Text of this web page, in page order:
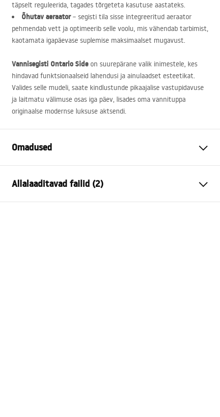
täpselt reguleerida, tagades tõrgeteta kasutuse aastateks.
Õhutav aeraator– segisti tila sisse integreeritud aeraator
pehmendab vett ja optimeerib selle voolu, mis vähendab tarbimist,
kaotamata igapäevase suplemise maksimaalset mugavust.
Vannisegisti Ontario Side on suurepärane valik inimestele, kes
hindavad funktsionaalseid lahendusi ja ainulaadset esteetikat.
Valides selle mudeli, saate kindlustunde pikaajalise vastupidavuse
ja laitmatu välimuse osas iga päev, lisades oma vannituppa
originaalse modernse luksuse aktsendi.
Omadused
Paigaldusviis
Värv
Harjatud vask
Allalaaditavad failid (2)